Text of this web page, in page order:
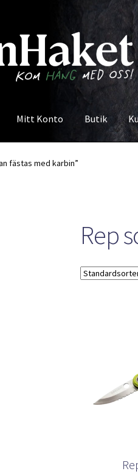
Mitt Konto Butik
fästas med karbin”
Rep